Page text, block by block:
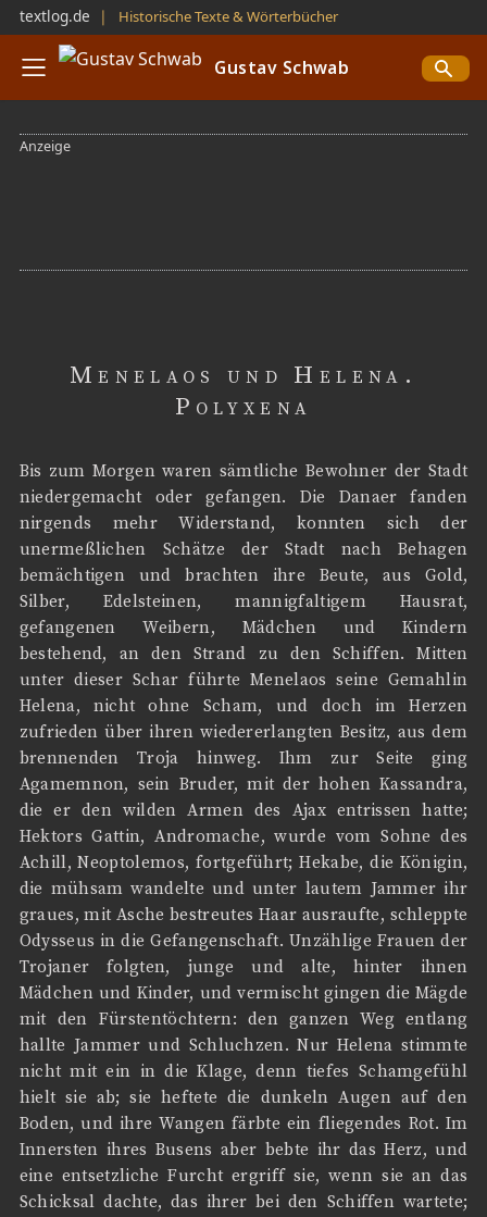
textlog.de ❘ Historische Texte & Wörterbücher
Gustav Schwab
Menelaos und Helena.
Polyxena
Bis zum Morgen waren sämtliche Bewohner der Stadt
niedergemacht oder gefangen. Die Danaer fanden
nirgends mehr Widerstand, konnten sich der
unermeßlichen Schätze der Stadt nach Behagen
bemächtigen und brachten ihre Beute, aus Gold,
Silber, Edelsteinen, mannigfaltigem Hausrat,
gefangenen Weibern, Mädchen und Kindern
bestehend, an den Strand zu den Schiffen. Mitten
unter dieser Schar führte Menelaos seine Gemahlin
Helena, nicht ohne Scham, und doch im Herzen
zufrieden über ihren wiedererlangten Besitz, aus dem
brennenden Troja hinweg. Ihm zur Seite ging
Agamemnon, sein Bruder, mit der hohen Kassandra,
die er den wilden Armen des Ajax entrissen hatte;
Hektors Gattin, Andromache, wurde vom Sohne des
Achill, Neoptolemos, fortgeführt; Hekabe, die Königin,
die mühsam wandelte und unter lautem Jammer ihr
graues, mit Asche bestreutes Haar ausraufte, schleppte
Odysseus in die Gefangenschaft. Unzählige Frauen der
Trojaner folgten, junge und alte, hinter ihnen
Mädchen und Kinder, und vermischt gingen die Mägde
mit den Fürstentöchtern: den ganzen Weg entlang
hallte Jammer und Schluchzen. Nur Helena stimmte
nicht mit ein in die Klage, denn tiefes Schamgefühl
hielt sie ab; sie heftete die dunkeln Augen auf den
Boden, und ihre Wangen färbte ein fliegendes Rot. Im
Innersten ihres Busens aber bebte ihr das Herz, und
eine entsetzliche Furcht ergriff sie, wenn sie an das
Schicksal dachte, das ihrer bei den Schiffen wartete;